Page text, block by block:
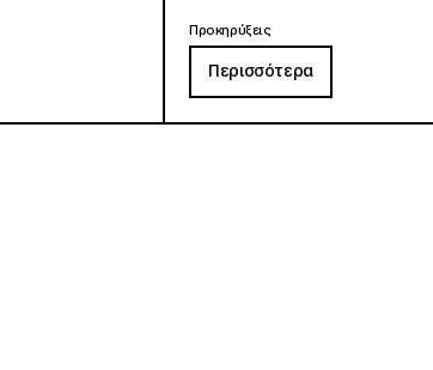
Προκηρύξεις
Περισσότερα